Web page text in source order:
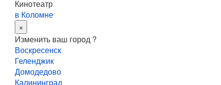
Кинотеатр
в Коломне
×
Изменить ваш город ?
Воскресенск
Геленджик
Домодедово
Калининград